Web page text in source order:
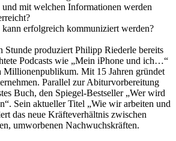
mit welchen Informationen werden
erfolgreich kommuniziert werden?
Stunde produziert Philipp Riederle bereits
Podcasts wie „Mein iPhone und ich…“
Millionenpublikum. Mit 15 Jahren gründet
Parallel zur Abiturvorbereitung
Buch, den Spiegel-Bestseller „Wer wird
Sein aktueller Titel „Wie wir arbeiten und
das neue Kräfteverhältnis zwischen
umworbenen Nachwuchskräften.